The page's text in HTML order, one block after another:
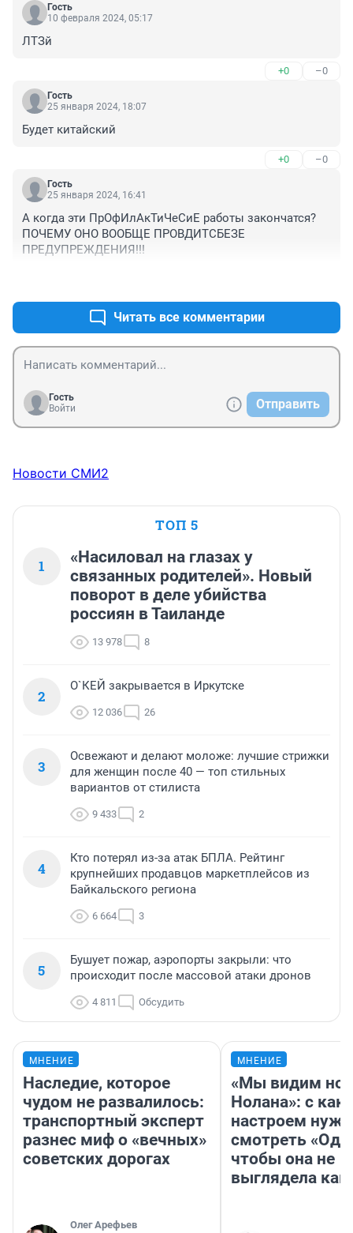
Гость
10 февраля 2024, 05:17
ЛТЗй
+0 –0
Гость
25 января 2024, 18:07
Будет китайский
+0 –0
Гость
25 января 2024, 16:41
А когда эти ПрОфИлАкТиЧеСиЕ работы закончатся?
ПОЧЕМУ ОНО ВООБЩЕ ПРОВДИТСБЕЗЕ
ПРЕДУПРЕЖДЕНИЯ!!!
Читать все комментарии
Гость
Войти
Отправить
Новости СМИ2
ТОП 5
1
«Насиловал на глазах у
связанных родителей». Новый
поворот в деле убийства
россиян в Таиланде
13 978 8
2
О`КЕЙ закрывается в Иркутске
12 036 26
3
Освежают и делают моложе: лучшие стрижки
для женщин после 40 — топ стильных
вариантов от стилиста
9 433 2
4
Кто потерял из-за атак БПЛА. Рейтинг
крупнейших продавцов маркетплейсов из
Байкальского региона
6 664 3
5
Бушует пожар, аэропорты закрыли: что
происходит после массовой атаки дронов
4 811 Обсудить
МНЕНИЕ
Наследие, которое
чудом не развалилось:
транспортный эксперт
разнес миф о «вечных»
советских дорогах
Олег Арефьев
МНЕНИЕ
«Мы видим
Нолана»: с
настроем
смотреть
чтобы она не
выглядела как